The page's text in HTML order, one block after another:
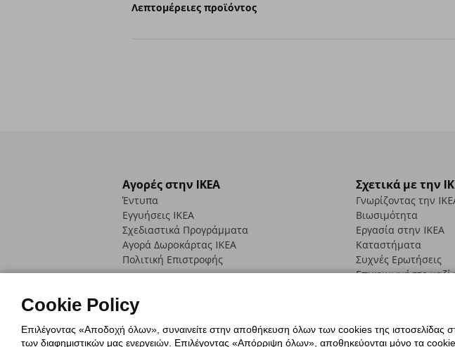
Λεπτομέρειες προϊόντος
Αγορές στην IKEA
Έντυπα
Εγγυήσεις IKEA
Σχεδιαστικά Προγράμματα
Αγορά Δωρoκάρτας IKEA
Πολιτική Επιστροφής
Σχετικά με την
Γνωρίζοντας την
Βιωσιμότητα
Εργασία στην IKEA
Καταστήματα
Συχνές Ερωτήσεις
Επικοινωνήστε μαζί
Cookie Policy
Επιλέγοντας «Αποδοχή όλων», συναινείτε στην αποθήκευση όλων των cookies της
των διαφημιστικών μας ενεργειών. Επιλέγοντας «Απόρριψη όλων», αποθηκεύονται μόνο τα cookies